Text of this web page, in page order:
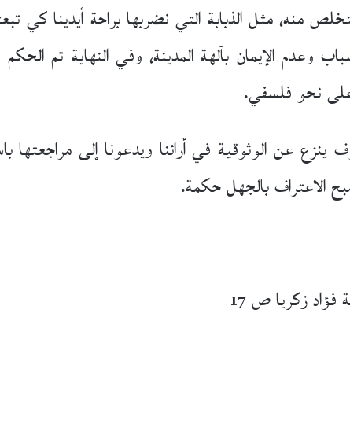
منه، مثل الذبابة التي نضربها براحة أيدينا
وعدم الإيمان بآلهة المدينة، وفي النهاية تم
نحو فلسفي.
ينزع عن الوثوقية في أرائنا ويدعونا إلى
الاعتراف بالجهل حكمة.
زكريا ص 17